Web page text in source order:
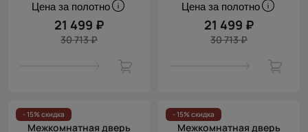
Цена за полотно
21 499 ₽
30 713 ₽
Цена за полотно
21 499 ₽
30 713 ₽
- 15% скидка
Межкомнатная дверь
- 15% скидка
Межкомнатная дверь